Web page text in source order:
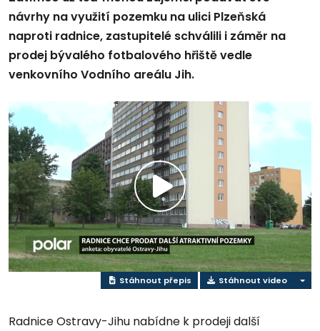
návrhy na využití pozemku na ulici Plzeňská
naproti radnice, zastupitelé schválili i záměr na
prodej bývalého fotbalového hřiště vedle
venkovního Vodního areálu Jih.
Přehrát
video
Stáhnout přepis Stáhnout video
Radnice Ostravy-Jihu nabídne k prodeji další